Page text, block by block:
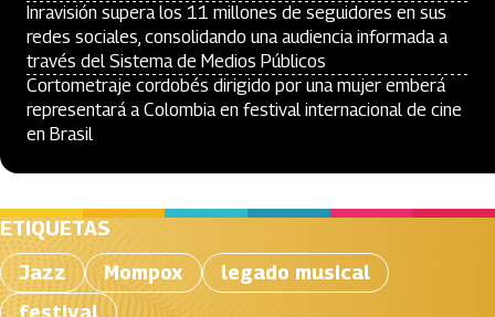
Inravisión supera los 11 millones de seguidores en sus
redes sociales, consolidando una audiencia informada a
través del Sistema de Medios Públicos
Cortometraje cordobés dirigido por una mujer emberá
representará a Colombia en festival internacional de cine
en Brasil
ETIQUETAS
Jazz
Mompox
legado musical
festival